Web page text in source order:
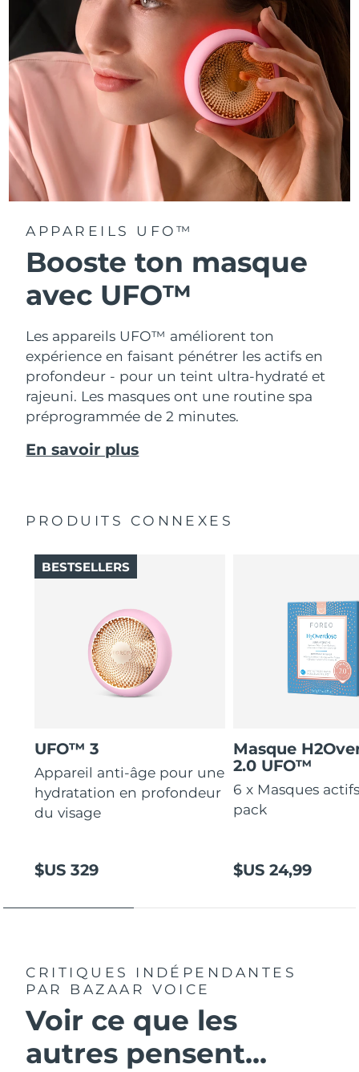
APPAREILS UFO™
Booste ton masque
avec UFO™
Les appareils UFO™ améliorent ton
expérience en faisant pénétrer les actifs en
profondeur - pour un teint ultra-hydraté et
rajeuni. Les masques ont une routine spa
préprogrammée de 2 minutes.
En savoir plus
PRODUITS CONNEXES
UFO™ 3
Appareil anti-âge pour une
hydratation en profondeur
du visage
$US 329
BESTSELLERS
Masque
2.0 UFO™
6 x Masques
pack
$US 24,99
CRITIQUES INDÉPENDANTES
PAR BAZAAR VOICE
Voir ce que les
autres pensent...
Turquie Livraison estimée
Émirats arabes unis Livraison estimée8/9/26
Royaume-Uni Livraison estimée8/8/26
États-Unis Livraison estimée 8/9/26
Ouzbékistan Livraison estimée8/13/26